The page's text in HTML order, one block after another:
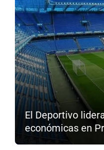
El Deportivo
económicas en